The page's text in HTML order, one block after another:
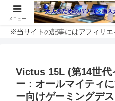
※当サイトの記事にはアフィリエ
Victus 15L (第14世代
ー：オールマイティ
ー向けゲーミングデ
メニュー